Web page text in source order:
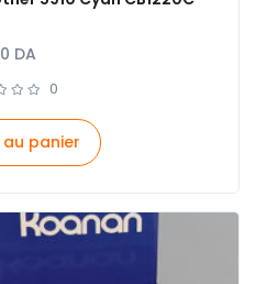
DA
0
panier